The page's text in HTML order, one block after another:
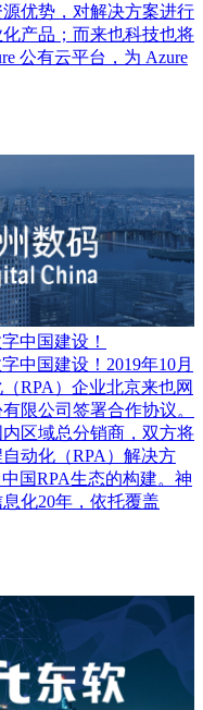
优势，对解决方案进行
产品；而来也科技也将
公有云平台，为 Azure
中国建设！
中国建设！2019年10月
RPA）企业北京来也网
限公司签署合作协议。
区域总分销商，双方将
动化（RPA）解决方
国RPA生态的构建。神
化20年，依托覆盖